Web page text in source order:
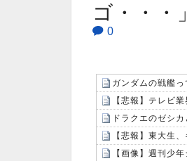
ゴ・・・」
0
ガンダムの戦艦
【悲報】テレビ
ドラクエのゼシ
【悲報】東大生
【画像】週刊少